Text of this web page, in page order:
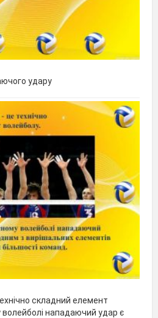
удару
складний елемент
нападаючий удар є